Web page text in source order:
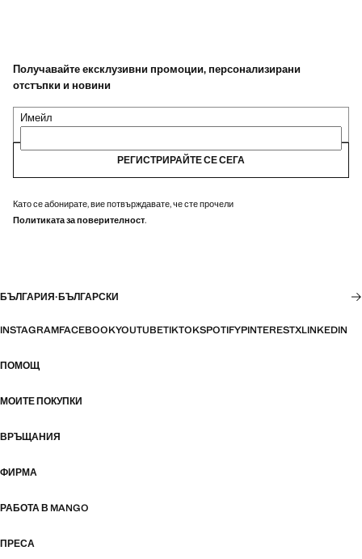
Получавайте ексклузивни промоции, персонализирани
отстъпки и новини
Имейл
РЕГИСТРИРАЙТЕ СЕ СЕГА
Като се абонирате, вие потвърждавате, че сте прочели
Политиката за поверителност.
БЪЛГАРИЯ·БЪЛГАРСКИ
INSTAGRAMFACEBOOKYOUTUBETIKTOKSPOTIFYPINTERESTXLINKEDIN
ПОМОЩ
МОИТЕ ПОКУПКИ
ВРЪЩАНИЯ
ФИРМА
РАБОТА В MANGO
ПРЕСА